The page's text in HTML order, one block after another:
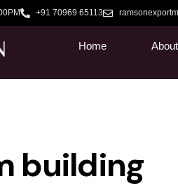
+91 70969 65113
Home
building